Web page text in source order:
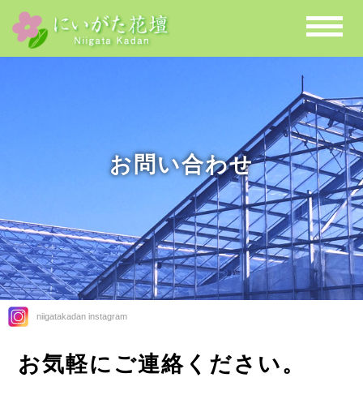
お問い合わせ
niigatakadan instagram
お気軽にご連絡ください。